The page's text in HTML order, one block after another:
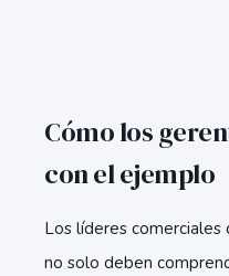
Cómo los
con el ejemplo
Los líderes
no solo deben